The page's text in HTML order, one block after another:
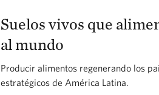
Suelos vivos que
al mundo
Producir alimentos regenerando los
estratégicos de América Latina.